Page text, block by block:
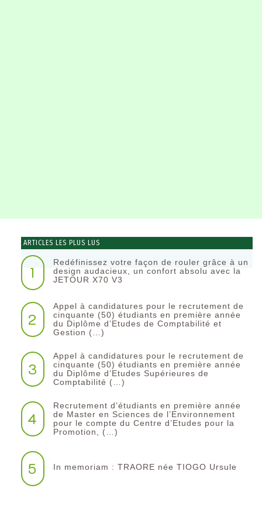
ARTICLES LES PLUS LUS
1
Redéfinissez votre façon de rouler grâce à un
design audacieux, un confort absolu avec la
JETOUR X70 V3
2
Appel à candidatures pour le recrutement de
cinquante (50) étudiants en première année
du Diplôme d’Etudes de Comptabilité et
Gestion (…)
3
Appel à candidatures pour le recrutement de
cinquante (50) étudiants en première année
du Diplôme d’Etudes Supérieures de
Comptabilité (…)
4
Recrutement d’étudiants en première année
de Master en Sciences de l’Environnement
pour le compte du Centre d’Etudes pour la
Promotion, (…)
5 In memoriam : TRAORE née TIOGO Ursule